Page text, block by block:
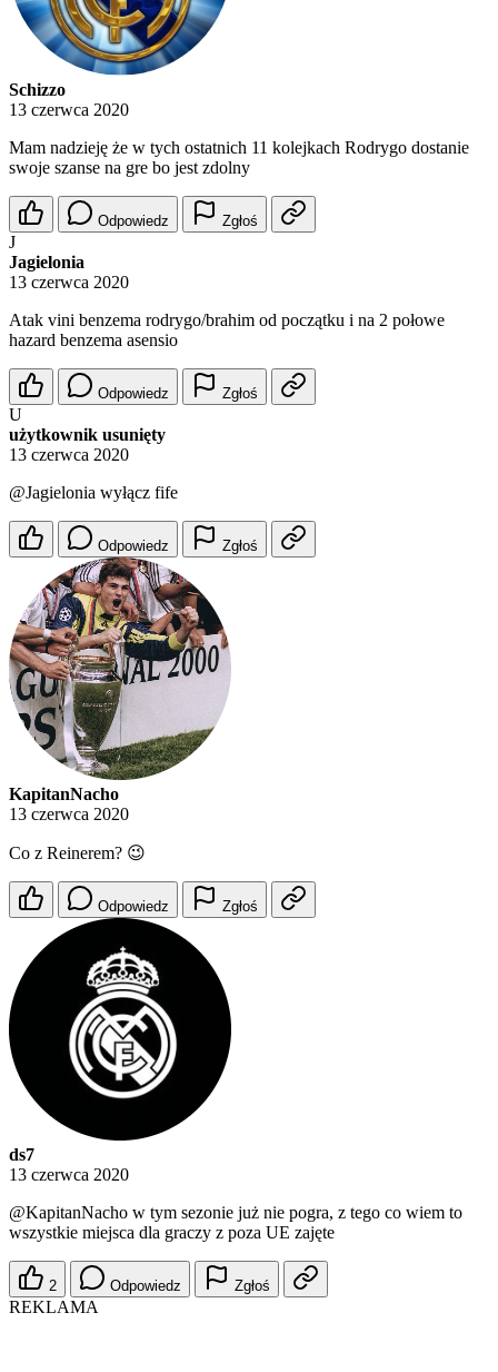
Schizzo
13 czerwca 2020
Mam nadzieję że w tych ostatnich 11 kolejkach Rodrygo dostanie
swoje szanse na gre bo jest zdolny
Odpowiedz Zgłoś
J
Jagielonia
13 czerwca 2020
Atak vini benzema rodrygo/brahim od początku i na 2 połowe
hazard benzema asensio
Odpowiedz Zgłoś
U
użytkownik usunięty
13 czerwca 2020
@Jagielonia wyłącz fife
Odpowiedz Zgłoś
KapitanNacho
13 czerwca 2020
Co z Reinerem? 😉
Odpowiedz Zgłoś
ds7
13 czerwca 2020
@KapitanNacho w tym sezonie już nie pogra, z tego co wiem to
wszystkie miejsca dla graczy z poza UE zajęte
2 Odpowiedz Zgłoś
REKLAMA